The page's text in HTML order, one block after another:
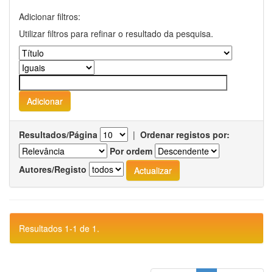
Adicionar filtros:
Utilizar filtros para refinar o resultado da pesquisa.
Resultados/Página | Ordenar registos por:
Por ordem
Autores/Registo
Resultados 1-1 de 1.